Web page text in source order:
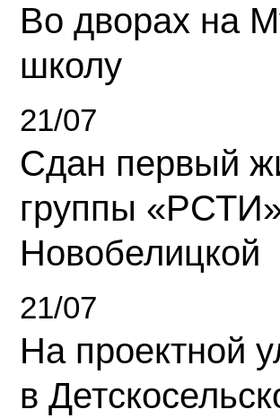
Во дворах на
школу
21/07
Сдан первый
группы
Новобелицкой
21/07
На проектной
в